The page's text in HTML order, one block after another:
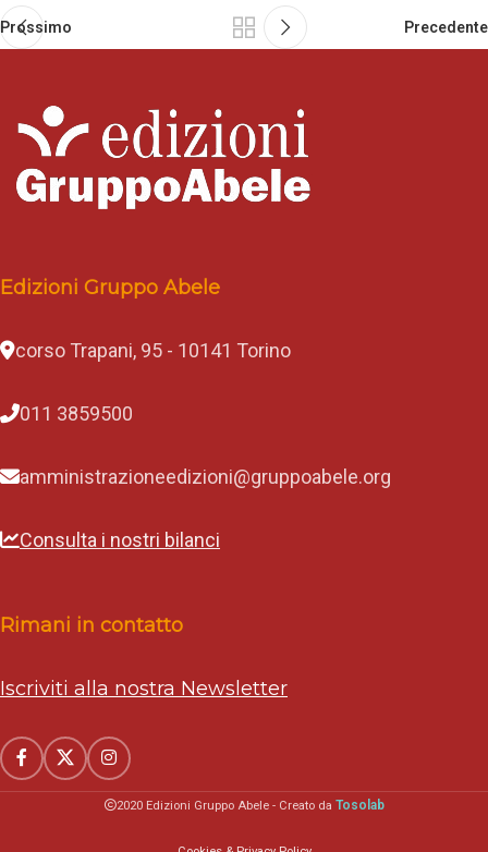
Prossimo Precedente
Edizioni Gruppo Abele
corso Trapani, 95 - 10141 Torino
011 3859500
amministrazioneedizioni@gruppoabele.org
Consulta i nostri bilanci
Rimani in contatto
Iscriviti alla nostra Newsletter
2020 Edizioni Gruppo Abele - Creato da Tosolab